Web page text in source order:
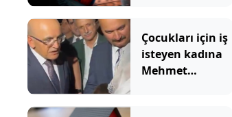
geçti
Çocukları için iş
isteyen kadına
Mehmet